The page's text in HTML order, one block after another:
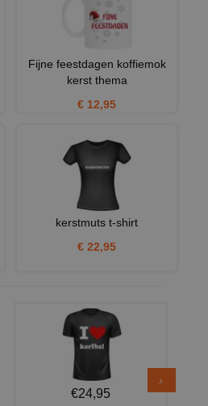
Fijne feestdagen koffiemok
kerst thema
€ 12,95
kerstmuts t-shirt
€ 22,95
€24,95